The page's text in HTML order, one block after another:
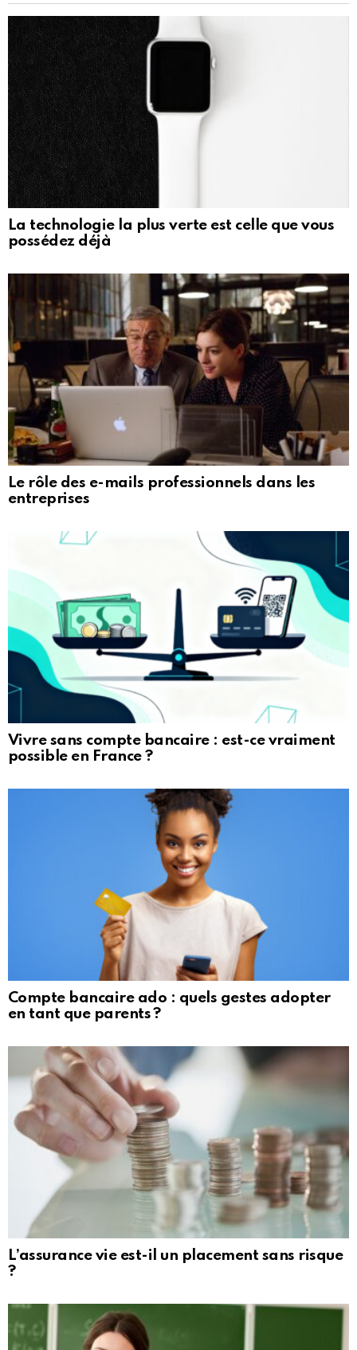
La technologie la plus verte est celle que vous
possédez déjà
Le rôle des e-mails professionnels dans les
entreprises
Vivre sans compte bancaire : est-ce vraiment
possible en France ?
Compte bancaire ado : quels gestes adopter
en tant que parents ?
L’assurance vie est-il un placement sans risque
?